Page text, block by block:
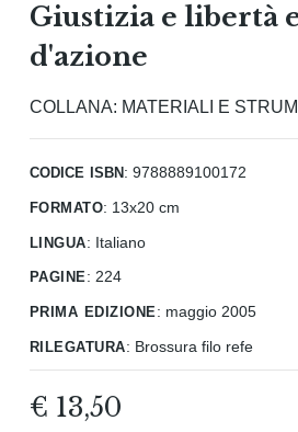
Giustizia e libertà
d'azione
COLLANA: MATERIALI E
codice isbn: 9788889100172
formato: 13x20 cm
lingua: Italiano
pagine: 224
prima edizione: maggio 2005
rilegatura: Brossura filo refe
€ 13,50